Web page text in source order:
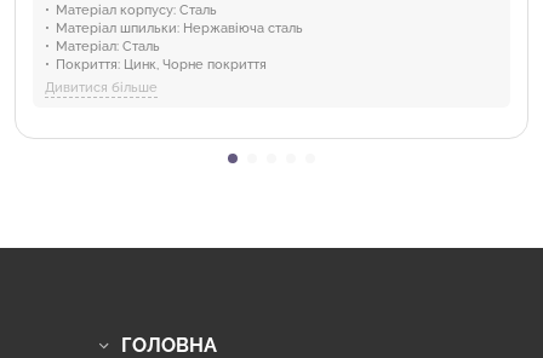
Матеріал корпусу: Сталь
Матеріал шпильки: Нержавіюча сталь
Матеріал: Сталь
Покриття: Цинк, Чорне покриття
Кут відкриття:180°
Галузі:Електроенергетика , комунікації, Промисловість та
Дивитися більше
ГОЛОВНА